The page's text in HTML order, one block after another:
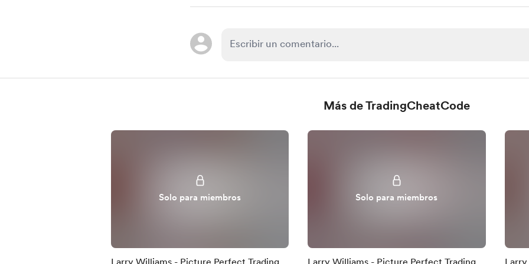
Más de TradingCheatCode
Solo para miembros Solo para miembros